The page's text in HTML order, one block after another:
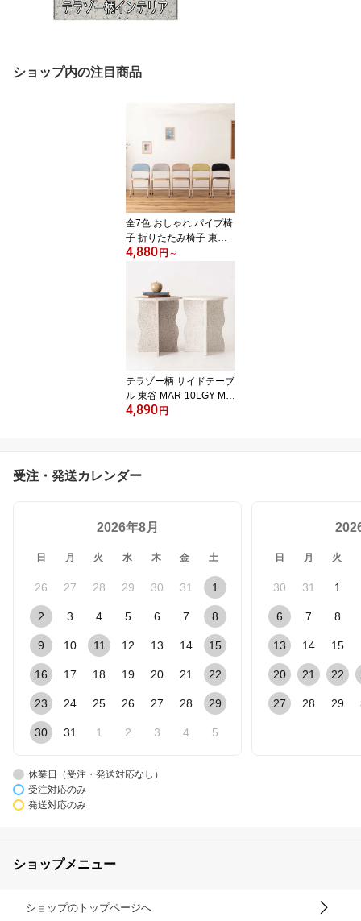
ショップ内の注目商品
全7色 おしゃれ パイプ椅
子 折りたたみ椅子 東谷
PC-33 カラー スチール
スク フォールディング
チェア チェアー イス ベ
ロア コーデュロイ Joli お
すすめ コンパクト 軽量
長時間 安い クッション
ポータブル 折りたたみチ
ェア イス テーブル デス
ク
4,880 円 ～
テラゾー柄 サイドテーブ
ル 東谷 MAR-10LGY MA
R-10WH テーブル ミニ
zzo 大理石柄 石 丸 円 ベ
ッド ソファ
4,890 円
受注・発送カレンダー
2026年8月
日 月 火 水 木 金 土
26 27 28 29 30 31 1
2 3 4 5 6 7 8
9 10 11 12 13 14 15
16 17 18 19 20 21 22
23 24 25 26 27 28 29
30 31 1 2 3 4 5
日 月 火
30 31 1
6 7 8
13 14 15
20 21 22
27 28 29
休業日（受注・発送対応なし）
受注対応のみ
発送対応のみ
ショップメニュー
ショップのトップページへ